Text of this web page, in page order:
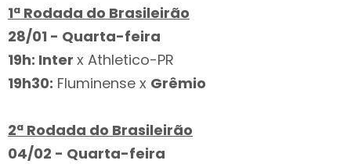
1ª Rodada do Brasileirão
28/01 - Quarta-feira
19h: Inter x Athletico-PR
19h30: Fluminense x Grêmio
2ª Rodada do Brasileirão
04/02 - Quarta-feira